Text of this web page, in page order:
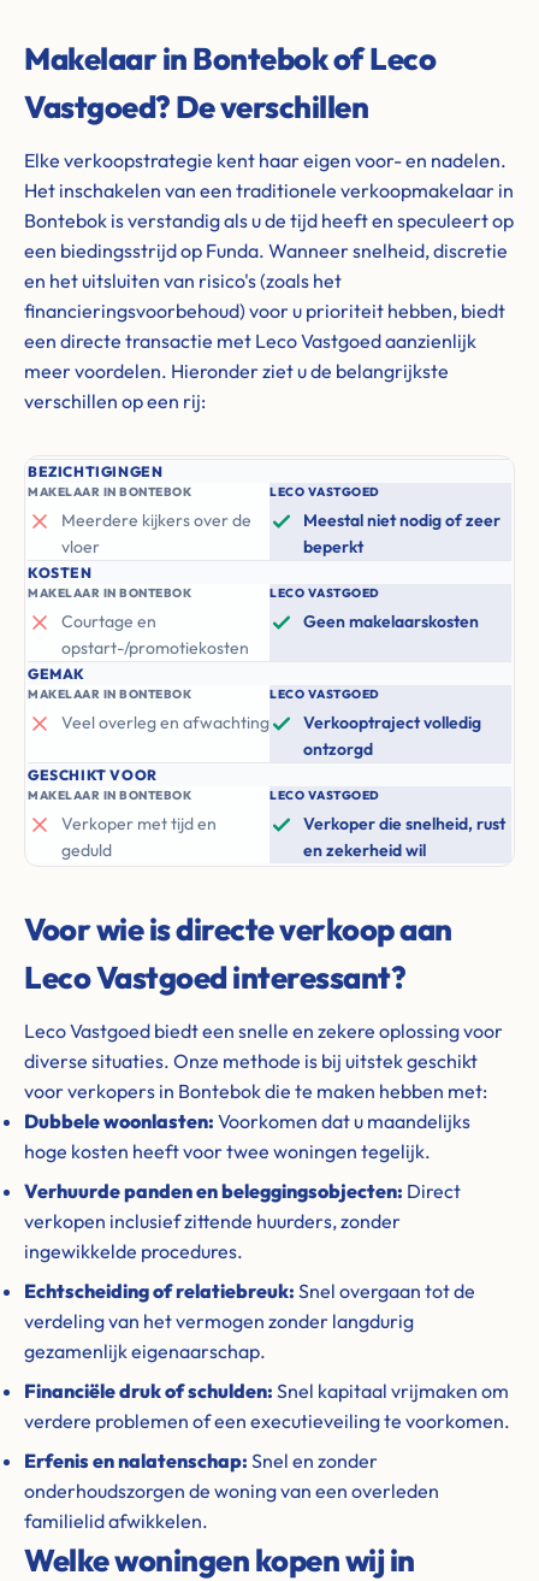
Makelaar in Bontebok of Leco
Vastgoed? De verschillen
Elke verkoopstrategie kent haar eigen voor- en nadelen.
Het inschakelen van een traditionele verkoopmakelaar in
Bontebok is verstandig als u de tijd heeft en speculeert op
een biedingsstrijd op Funda. Wanneer snelheid, discretie
en het uitsluiten van risico's (zoals het
financieringsvoorbehoud) voor u prioriteit hebben, biedt
een directe transactie met Leco Vastgoed aanzienlijk
meer voordelen. Hieronder ziet u de belangrijkste
verschillen op een rij:
BEZICHTIGINGEN
MAKELAAR IN BONTEBOK
Meerdere kijkers over de
vloer
LECO VASTGOED
Meestal niet nodig of zeer
beperkt
KOSTEN
MAKELAAR IN BONTEBOK
Courtage en
opstart-/promotiekosten
LECO VASTGOED
Geen makelaarskosten
GEMAK
MAKELAAR IN BONTEBOK
Veel overleg en afwachting
LECO VASTGOED
Verkooptraject volledig
ontzorgd
GESCHIKT VOOR
MAKELAAR IN BONTEBOK
Verkoper met tijd en
geduld
LECO VASTGOED
Verkoper die snelheid, rust
en zekerheid wil
Voor wie is directe verkoop aan
Leco Vastgoed interessant?
Leco Vastgoed biedt een snelle en zekere oplossing voor
diverse situaties. Onze methode is bij uitstek geschikt
voor verkopers in Bontebok die te maken hebben met:
Dubbele woonlasten: Voorkomen dat u maandelijks
hoge kosten heeft voor twee woningen tegelijk.
Verhuurde panden en beleggingsobjecten: Direct
verkopen inclusief zittende huurders, zonder
ingewikkelde procedures.
Echtscheiding of relatiebreuk: Snel overgaan tot de
verdeling van het vermogen zonder langdurig
gezamenlijk eigenaarschap.
Financiële druk of schulden: Snel kapitaal vrijmaken om
verdere problemen of een executieveiling te voorkomen.
Erfenis en nalatenschap: Snel en zonder
onderhoudszorgen de woning van een overleden
familielid afwikkelen.
Welke woningen kopen wij in